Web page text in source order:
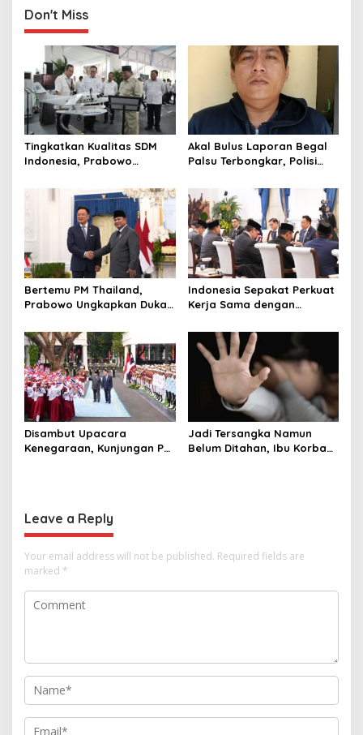
t
i
n
Don't Miss
Tingkatkan Kualitas SDM
Indonesia, Prabowo
hingga Undang Universitas
Terbaik Dunia
Akal Bulus Laporan Begal
Palsu Terbongkar, Polisi
Perusahaan untuk Crypto
Bertemu PM Thailand,
Prabowo Ungkapkan Duka
Selamat Ulang Tahun ke
Raja Thailand
Indonesia Sepakat Perkuat
Kerja Sama dengan
hingga Ekonomi Digital
Disambut Upacara
Kenegaraan, Kunjungan PM
Jadi Tersangka Namun
Belum Ditahan, Ibu Korban
Leave a Reply
Your email address will not be published. Required fields are
marked *